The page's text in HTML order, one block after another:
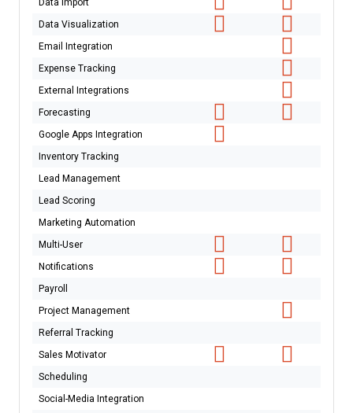
Data Import
Data Visualization
Email Integration
Expense Tracking
External Integrations
Forecasting
Google Apps Integration
Inventory Tracking
Lead Management
Lead Scoring
Marketing Automation
Multi-User
Notifications
Payroll
Project Management
Referral Tracking
Sales Motivator
Scheduling
Social-Media Integration